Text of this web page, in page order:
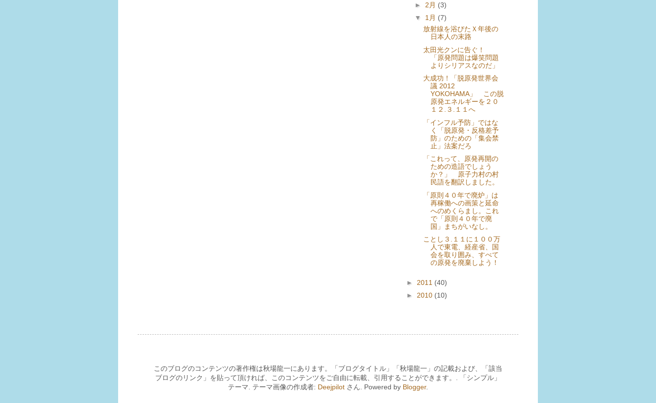
► 2月 (3)
▼ 1月 (7)
放射線を浴びたＸ年後の
日本人の末路
太田光クンに告ぐ！
「原発問題は爆笑問題
よりシリアスなのだ」
大成功！「脱原発世界会
議 2012
YOKOHAMA」 この脱
原発エネルギーを２０
１２.３.１１へ
「インフル予防」ではな
く「脱原発・反格差予
防」のための「集会禁
止」法案だろ
「これって、原発再開の
ための造語でしょう
か？」 原子力村の村
民語を翻訳しました。
「原則４０年で廃炉」は
再稼働への画策と延命
へのめくらまし。これ
で「原則４０年で廃
国」まちがいなし。
ことし３.１１に１００万
人で東電、経産省、国
会を取り囲み、すべて
の原発を廃棄しよう！
► 2011 (40)
► 2010 (10)
このブログのコンテンツの著作権は秋場龍一にあります。「ブログタイトル」「秋場龍一」の記載および、「該当
ブログのリンク」を貼って頂ければ、このコンテンツをご自由に転載、引用することができます。. 「シンプル」
テーマ. テーマ画像の作成者: Deejpilot さん. Powered by Blogger.